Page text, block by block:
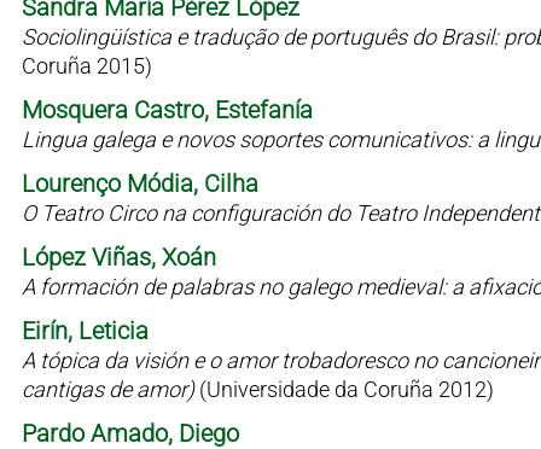
Sandra María Pérez López
Sociolingüística e tradução de português do Brasil:
Coruña 2015)
Mosquera Castro, Estefanía
Lingua galega e novos soportes comunicativos: a
Lourenço Módia, Cilha
O Teatro Circo na configuración do Teatro
López Viñas, Xoán
A formación de palabras no galego medieval: a
Eirín, Leticia
A tópica da visión e o amor trobadoresco no
cantigas de amor)(Universidade da Coruña 2012)
Pardo Amado, Diego